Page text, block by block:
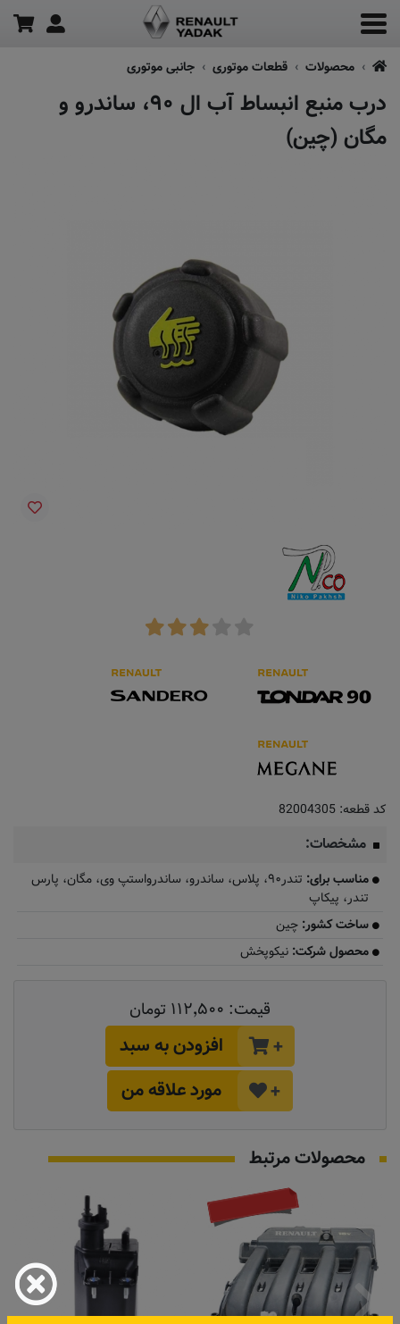
محصولات قطعات موتوری جانبی موتوری
درب منبع انبساط آب ال ۹۰، ساندرو و
مگان (چین)
کد قطعه: 82004305
مشخصات:
مناسب برای:
​تندر۹۰، پلاس، ساندرو، ساندرواستپ وی، مگان، پارس
تندر، پیکاپ
ساخت کشور: چین
محصول شرکت: نیکوپخش
قیمت: ۱۱۲٬۵۰۰ تومان
+
افزودن به سبد
+
مورد علاقه من
محصولات مرتبط
موجود نیست